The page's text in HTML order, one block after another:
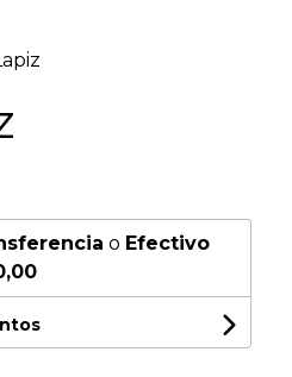
o Efectivo